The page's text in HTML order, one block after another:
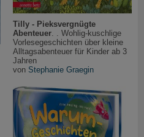
Tilly - Pieksvergnügte
Abenteuer . . Wohlig-kuschlige
Vorlesegeschichten über kleine
Alltagsabenteuer für Kinder ab 3
Jahren
von Stephanie Graegin